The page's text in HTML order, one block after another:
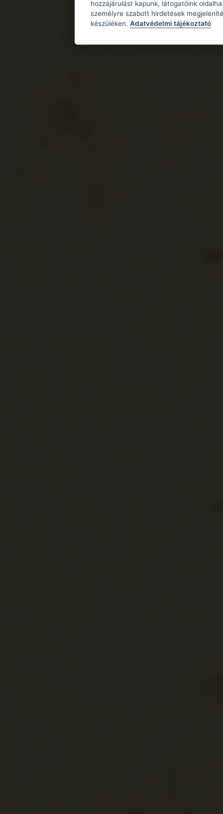
hozzájárulást kapunk, látogatóink
személyre szabott hirdetések
készüléken. Adatvédelmi tájékoztató